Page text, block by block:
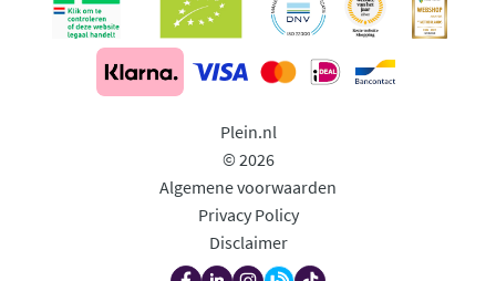
Plein.nl
© 2026
Algemene voorwaarden
Privacy Policy
Disclaimer